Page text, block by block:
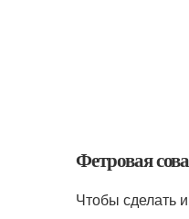
Фетровая сова
Чтобы сделать